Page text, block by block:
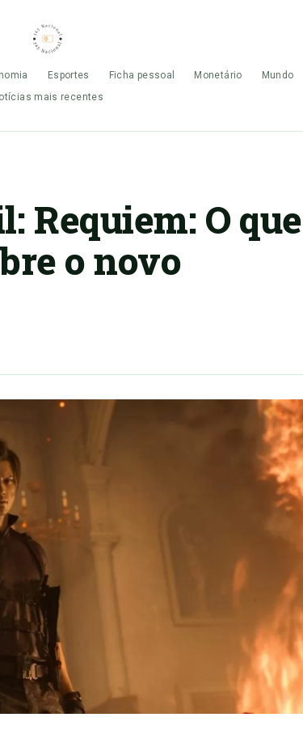
Esportes Ficha pessoal Monetário
Mundo
mais recentes
Requiem: O que
o novo